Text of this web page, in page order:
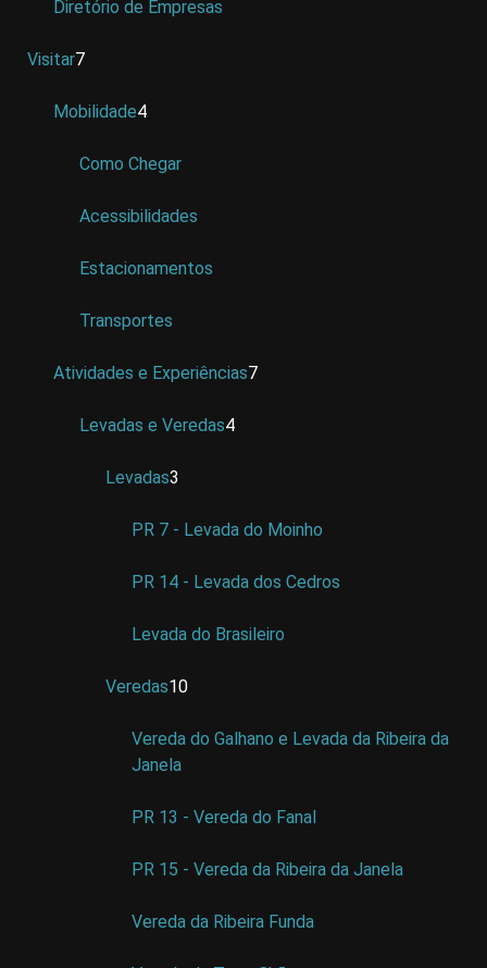
Diretório de Empresas
Visitar7
Mobilidade4
Como Chegar
Acessibilidades
Estacionamentos
Transportes
Atividades e Experiências7
Levadas e Veredas4
Levadas3
PR 7 - Levada do Moinho
PR 14 - Levada dos Cedros
Levada do Brasileiro
Veredas10
Vereda do Galhano e Levada da Ribeira da
Janela
PR 13 - Vereda do Fanal
PR 15 - Vereda da Ribeira da Janela
Vereda da Ribeira Funda